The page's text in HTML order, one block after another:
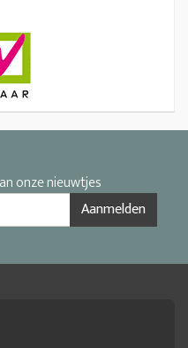
onze nieuwtjes
Aanmelden